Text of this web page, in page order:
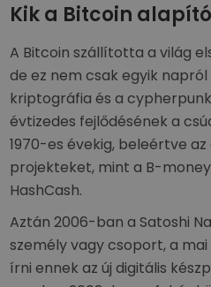
Kik a Bitcoin
A Bitcoin szállította a világ
de ez nem csak egyik
kriptográfia és a
évtizedes fejlődésének a
1970-es évekig, beleértve
projekteket, mint a B-
HashCash.
Aztán 2006-ban a Satoshi
személy vagy csoport, a
írni ennek az új digitális